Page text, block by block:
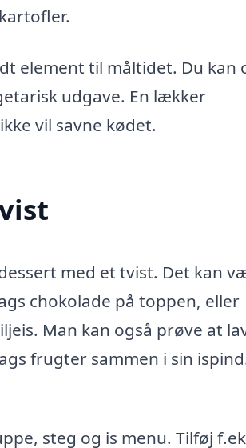
element til måltidet. Du kan
udgave. En lækker
vil savne kødet.
med et tvist. Det kan
chokolade på toppen, eller
Man kan også prøve at
frugter sammen i sin
steg og is menu. Tilføj